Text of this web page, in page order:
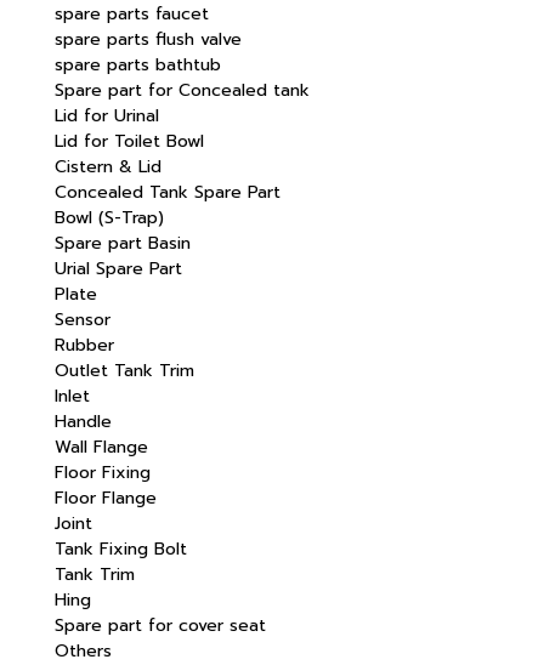
spare parts faucet
spare parts flush valve
spare parts bathtub
Spare part for Concealed tank
Lid for Urinal
Lid for Toilet Bowl
Cistern & Lid
Concealed Tank Spare Part
Bowl (S-Trap)
Spare part Basin
Urial Spare Part
Plate
Sensor
Rubber
Outlet Tank Trim
Inlet
Handle
Wall Flange
Floor Fixing
Floor Flange
Joint
Tank Fixing Bolt
Tank Trim
Hing
Spare part for cover seat
Others